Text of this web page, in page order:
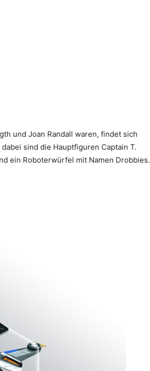
und Joan Randall waren, findet sich
sind die Hauptfiguren Captain T.
ein Roboterwürfel mit Namen Drobbies.